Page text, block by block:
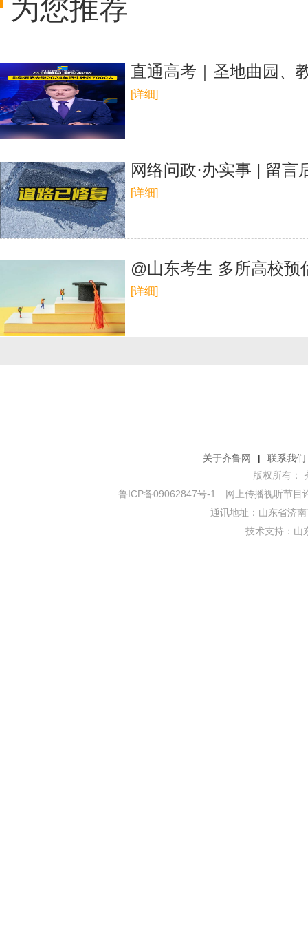
为您推荐
直通高考｜圣地曲园、
[详细]
网络问政·办实事 | 留言
[详细]
@山东考生 多所高校
[详细]
关于齐鲁网 |
联系我们
版权所有：
鲁ICP备09062847号-1
网上传播视听节目
通讯地址：山东省济
技术支持： 山